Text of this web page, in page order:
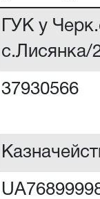
ГУК у
с.Лисянка/
37930566